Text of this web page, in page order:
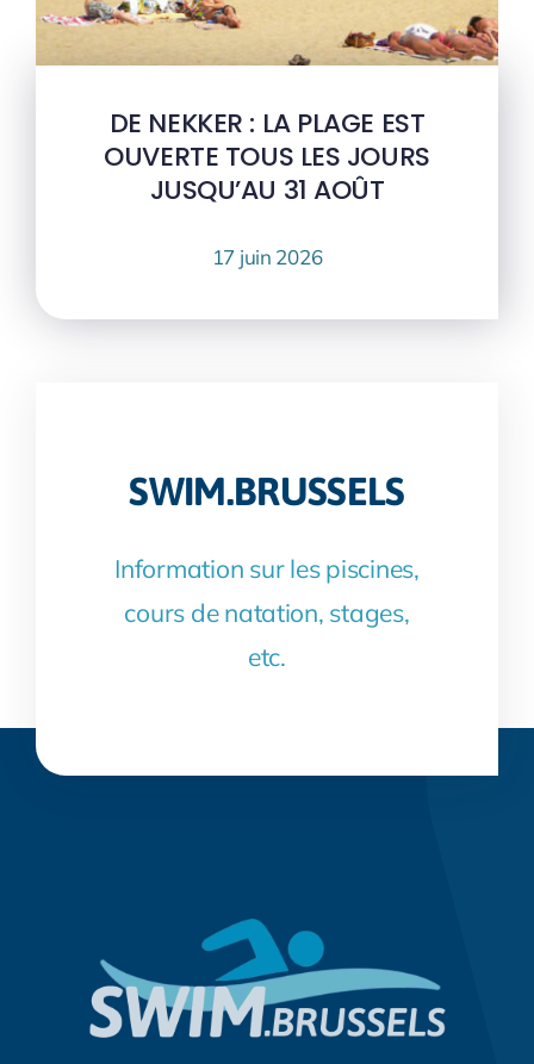
DE NEKKER : LA PLAGE EST
OUVERTE TOUS LES JOURS
JUSQU’AU 31 AOÛT
17 juin 2026
SWIM.BRUSSELS
Information sur les piscines,
cours de natation, stages,
etc.